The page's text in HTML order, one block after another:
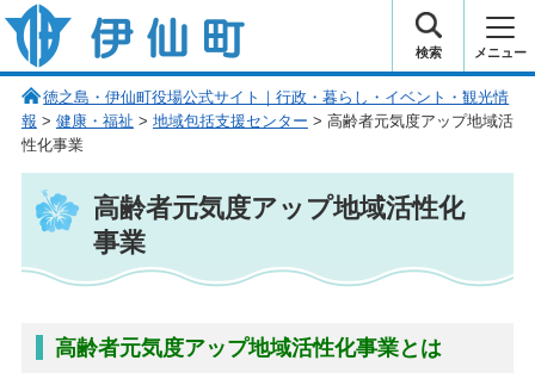
伊仙町 健康・長寿と子宝の町
検索 メニュー
徳之島・伊仙町役場公式サイト｜行政・暮らし・イベント・観光情
報 > 健康・福祉 > 地域包括支援センター > 高齢者元気度アップ地域活
性化事業
高齢者元気度アップ地域活性化
事業
高齢者元気度アップ地域活性化事業とは